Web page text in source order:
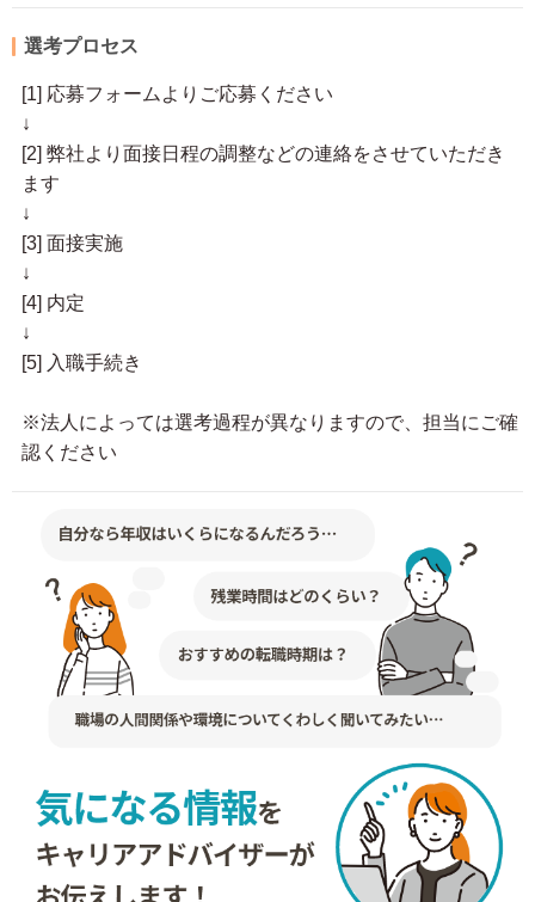
選考プロセス
[1] 応募フォームよりご応募ください
↓
[2] 弊社より面接日程の調整などの連絡をさせていただき
ます
↓
[3] 面接実施
↓
[4] 内定
↓
[5] 入職手続き
※法人によっては選考過程が異なりますので、担当にご確
認ください